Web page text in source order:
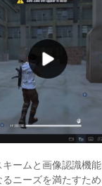
ームと画像認識機
ニーズを満たすた